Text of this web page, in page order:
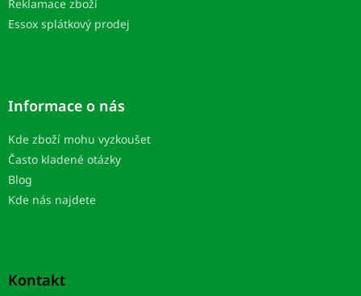
Reklamace zboží
Essox splátkový prodej
Informace o nás
Kde zboží mohu vyzkoušet
Často kladené otázky
Blog
Kde nás najdete
Kontakt